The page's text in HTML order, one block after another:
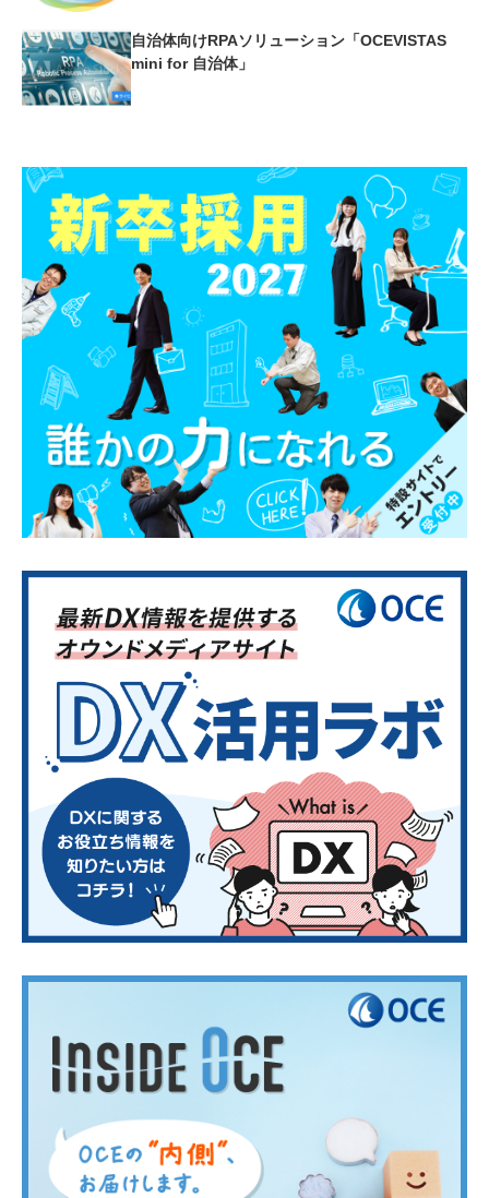
自治体向けRPAソリューション「OCEVISTAS
mini for 自治体」